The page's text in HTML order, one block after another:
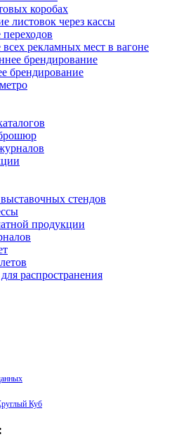
коробах
листовок через кассы
рекламных мест в вагоне
брендирование
брендирование
стендов
продукции
распространения
Куб